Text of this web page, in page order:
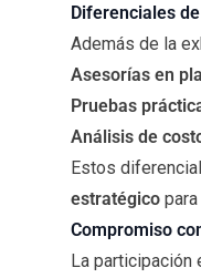
Diferenciales
Además de la
Asesorías en
Pruebas
Análisis de
Estos
estratégico
Compromiso
La participación